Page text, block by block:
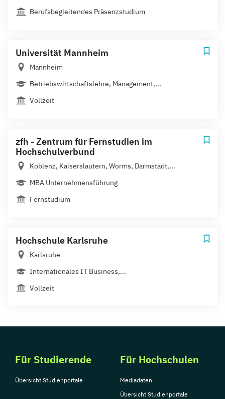
Berufsbegleitendes Präsenzstudium
Universität Mannheim
Mannheim
Betriebswirtschaftslehre, Management,...
Vollzeit
zfh - Zentrum für Fernstudien im
Hochschulverbund
Koblenz, Kaiserslautern, Worms, Darmstadt,...
MBA Unternehmensführung
Fernstudium
Hochschule Karlsruhe
Karlsruhe
Internationales IT Business,...
Vollzeit
Für Studierende
Übersicht Studienportale
Für Hochschulen
Mediadaten
Übersicht Studienportale